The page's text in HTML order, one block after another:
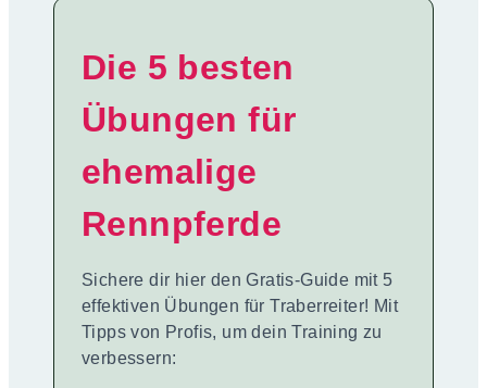
Die 5 besten
Übungen für
ehemalige
Rennpferde
Sichere dir hier den Gratis-Guide mit 5
effektiven Übungen für Traberreiter! Mit
Tipps von Profis, um dein Training zu
verbessern: